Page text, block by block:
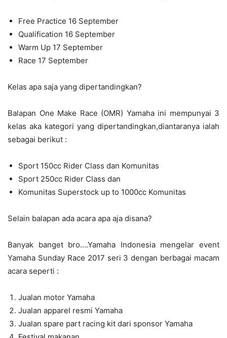
Free Practice 16 September
Qualification 16 September
Warm Up 17 September
Race 17 September
Kelas apa saja yang dipertandingkan?
Balapan One Make Race (OMR) Yamaha ini mempunyai 3
kelas aka kategori yang dipertandingkan,diantaranya ialah
sebagai berikut :
Sport 150cc Rider Class dan Komunitas
Sport 250cc Rider Class dan
Komunitas Superstock up to 1000cc Komunitas
Selain balapan ada acara apa aja disana?
Banyak banget bro….Yamaha Indonesia mengelar event
Yamaha Sunday Race 2017 seri 3 dengan berbagai macam
acara seperti :
Jualan motor Yamaha
Jualan apparel resmi Yamaha
Jualan spare part racing kit dari sponsor Yamaha